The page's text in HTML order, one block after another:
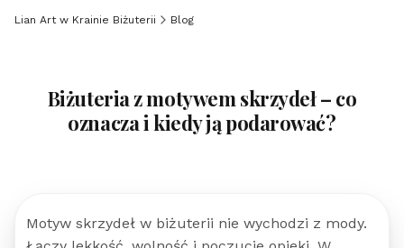
Lian Art w Krainie Biżuterii Blog
Biżuteria z motywem skrzydeł – co
oznacza i kiedy ją podarować?
Motyw skrzydeł w biżuterii nie wychodzi z mody.